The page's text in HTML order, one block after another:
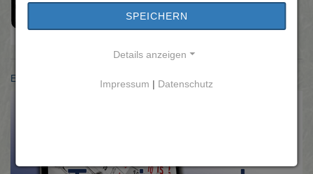
Einwohnermeldeamt
SPEICHERN
Details anzeigen
Impressum | Datenschutz